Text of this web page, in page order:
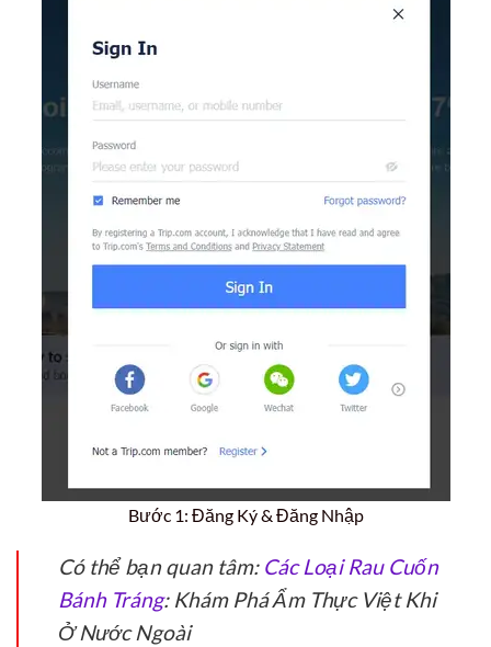
Bước 1: Đăng Ký & Đăng Nhập
Có thể bạn quan tâm: Các Loại Rau Cuốn
Bánh Tráng: Khám Phá Ẩm Thực Việt Khi
Ở Nước Ngoài